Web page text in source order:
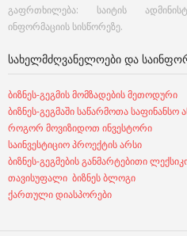
გაფრთხილება: საიტის
ინფორმაციის სისწორეზე.
ᲡᲐᲮᲔᲚᲛᲫᲦᲕᲐᲜᲔᲚᲝᲔᲑᲘ ᲓᲐ
ბიზნეს-გეგმის მომზადების მეთოდური
ბიზნეს-გეგმაში საწარმოთა საფინანსო
როგორ მოვიზიდოთ ინვესტორი
საინვესტიციო პროექტის არსი
ბიზნეს-გეგმების განმარტებითი
თავისუფალი ბიზნეს ბლოგი
ქართული დიასპორები